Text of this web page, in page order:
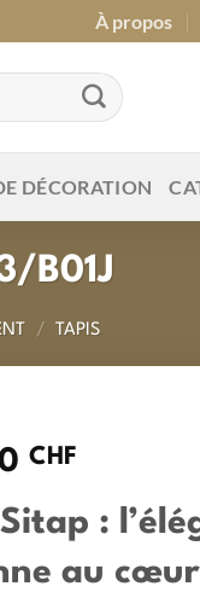
À propos
DÉCORATION
B01J
/ TAPIS
CHF
:
au